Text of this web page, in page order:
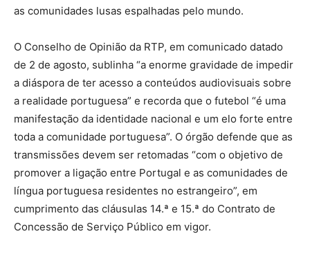
as comunidades lusas espalhadas pelo mundo.
O Conselho de Opinião da RTP, em comunicado datado
de 2 de agosto, sublinha “a enorme gravidade de impedir
a diáspora de ter acesso a conteúdos audiovisuais sobre
a realidade portuguesa” e recorda que o futebol “é uma
manifestação da identidade nacional e um elo forte entre
toda a comunidade portuguesa”. O órgão defende que as
transmissões devem ser retomadas “com o objetivo de
promover a ligação entre Portugal e as comunidades de
língua portuguesa residentes no estrangeiro”, em
cumprimento das cláusulas 14.ª e 15.ª do Contrato de
Concessão de Serviço Público em vigor.